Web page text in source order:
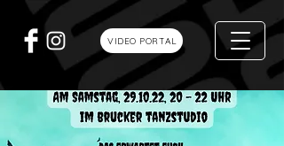
VIDEO PORTAL